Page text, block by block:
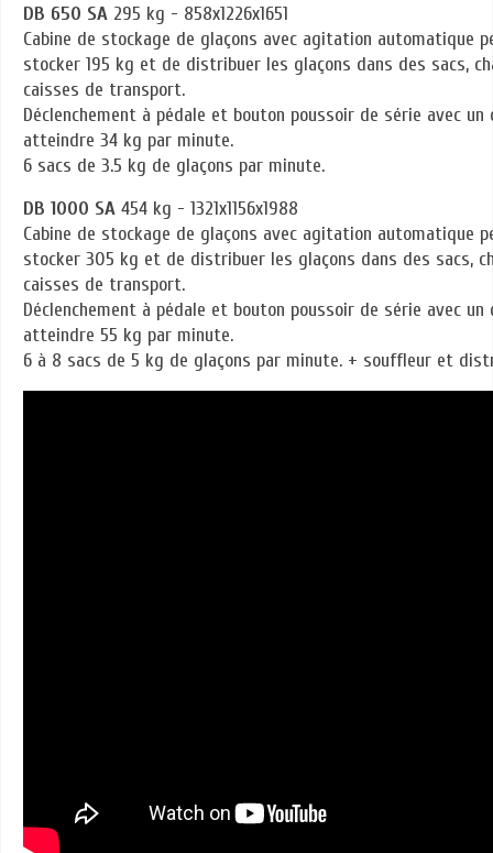
DB 650 SA 295 kg - 858x1226x1651
Cabine de stockage de glaçons avec agitation automatique
stocker 195 kg et de distribuer les glaçons dans des sacs,
caisses de transport.
Déclenchement à pédale et bouton poussoir de série avec
atteindre 34 kg par minute.
6 sacs de 3.5 kg de glaçons par minute.
DB 1000 SA 454 kg - 1321x1156x1988
Cabine de stockage de glaçons avec agitation automatique
stocker 305 kg et de distribuer les glaçons dans des sacs,
caisses de transport.
Déclenchement à pédale et bouton poussoir de série avec
atteindre 55 kg par minute.
6 à 8 sacs de 5 kg de glaçons par minute. + souffleur et